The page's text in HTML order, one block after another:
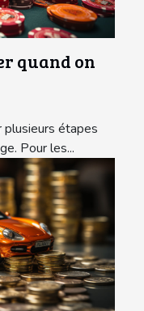
quand on
plusieurs étapes
Pour les...